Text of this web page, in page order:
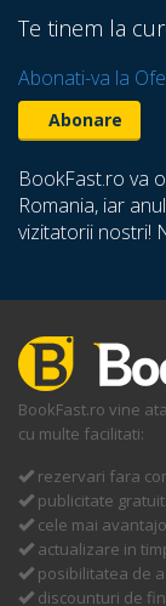
Te tinem la
Abonati-va la
BookFast.ro va
Romania, iar
vizitatorii nostri!
BookFast.ro vine
cu multe facilitati:
rezervari fara
publicitate
cele mai
actualizare in
posibilitatea de
discounturi de